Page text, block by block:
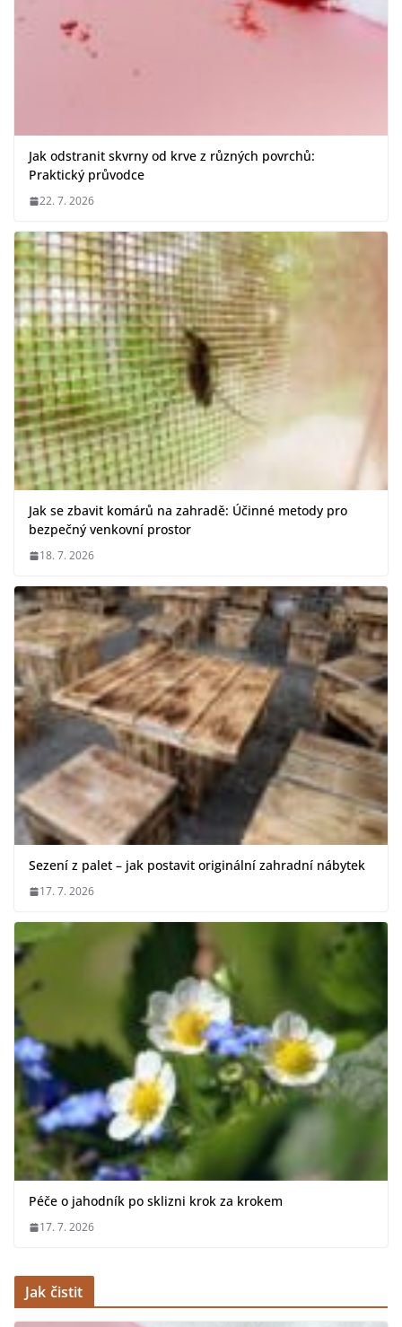
Jak odstranit skvrny od krve z různých povrchů:
Praktický průvodce
22. 7. 2026
Jak se zbavit komárů na zahradě: Účinné metody pro
bezpečný venkovní prostor
18. 7. 2026
Sezení z palet – jak postavit originální zahradní nábytek
17. 7. 2026
Péče o jahodník po sklizni krok za krokem
17. 7. 2026
Jak čistit